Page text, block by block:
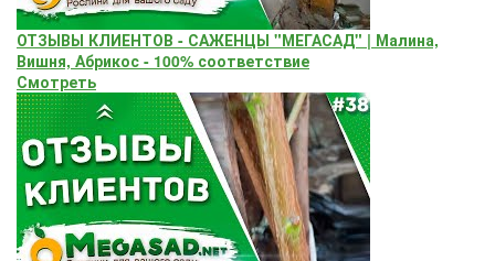
ОТЗЫВЫ КЛИЕНТОВ - САЖЕНЦЫ "МЕГАСАД" | Малина,
Вишня, Абрикос - 100% соответствие
Смотреть